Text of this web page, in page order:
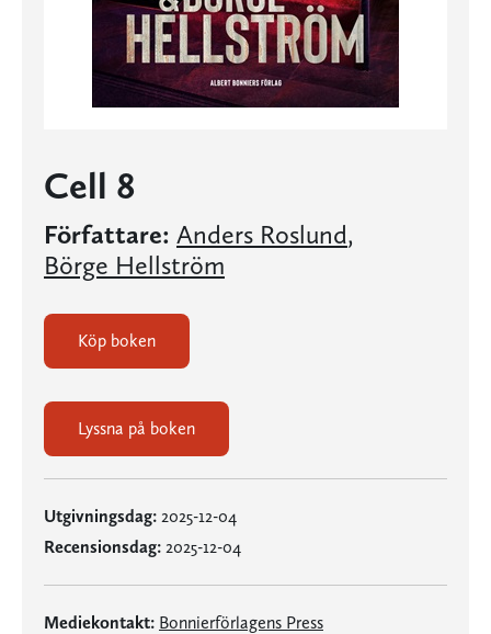
Cell 8
Författare: Anders Roslund,
Börge Hellström
Köp boken
Lyssna på boken
Utgivningsdag: 2025-12-04
Recensionsdag: 2025-12-04
Mediekontakt: Bonnierförlagens Press